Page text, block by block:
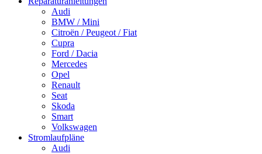
Audi
BMW / Mini
Citroën / Peugeot / Fiat
Cupra
Ford / Dacia
Mercedes
Opel
Renault
Seat
Skoda
Smart
Volkswagen
Stromlaufpläne
Audi